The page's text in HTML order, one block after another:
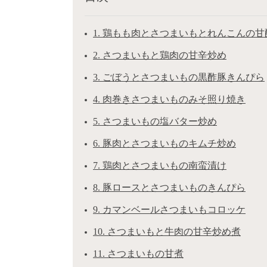
1. 鶏もも肉とさつまいもとれんこんの甘
2. さつまいもと鶏肉の甘辛炒め
3. ごぼうとさつまいもの黒酢豚きんぴら
4. 肉巻きさつまいものみそ照り焼き
5. さつまいもの塩バター炒め
6. 豚肉とさつまいものキムチ炒め
7. 鶏肉とさつまいもの南蛮漬け
8. 豚ロースとさつまいものきんぴら
9. カマンベールさつまいもコロッケ
10. さつまいもと牛肉の甘辛炒め煮
11. さつまいもの甘煮